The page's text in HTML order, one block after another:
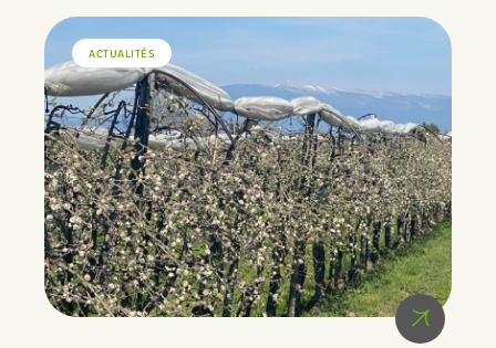
ACTUALITÉS